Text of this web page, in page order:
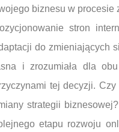
biznesu w procesie
stron
do zmieniających
i zrozumiała dla
tej decyzji.
strategii
etapu rozwoju